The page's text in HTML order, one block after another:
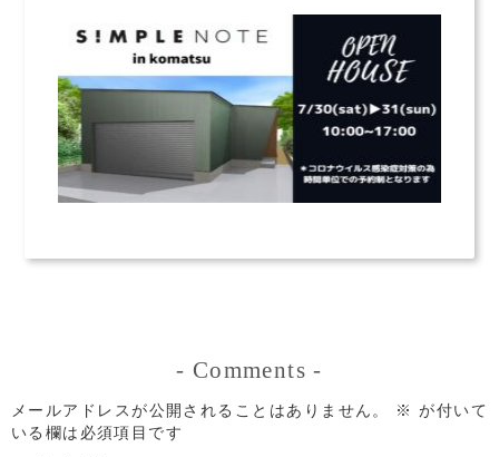
- Comments -
メールアドレスが公開されることはありません。 ※ が付いて
いる欄は必須項目です